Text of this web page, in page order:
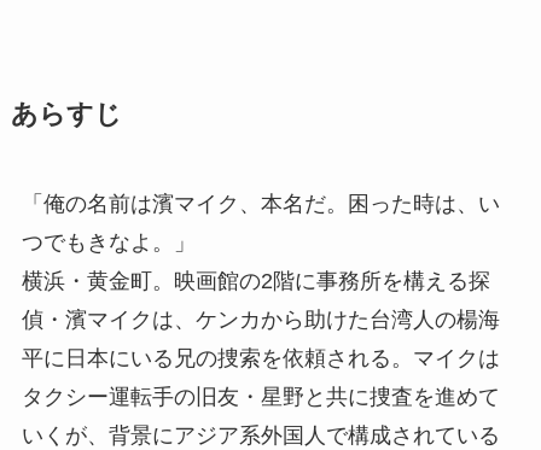
あらすじ
「俺の名前は濱マイク、本名だ。困った時は、い
つでもきなよ。」
横浜・黄金町。映画館の2階に事務所を構える探
偵・濱マイクは、ケンカから助けた台湾人の楊海
平に日本にいる兄の捜索を依頼される。マイクは
タクシー運転手の旧友・星野と共に捜査を進めて
いくが、背景にアジア系外国人で構成されている